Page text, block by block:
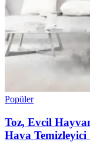
Popüler
Toz, Evcil
Hava Temizleyici